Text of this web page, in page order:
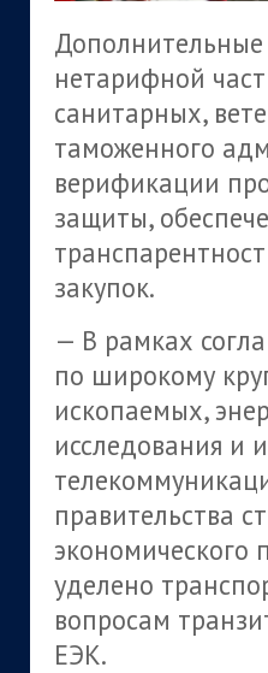
нетарифной
санитарных,
таможенного
верификации
защиты,
закупок.
— В рамках
по широкому
ископаемых,
исследования и
правительства
экономического
уделено
вопросам
ЕЭК.